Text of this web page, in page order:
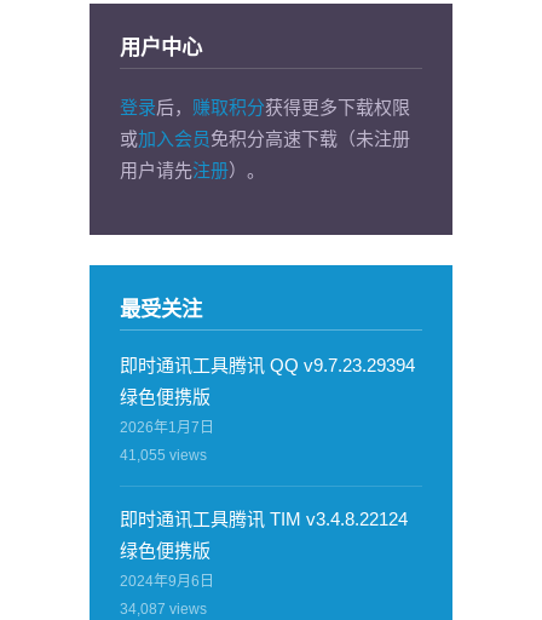
用户中心
登录后， 赚取积分获得更多下载权限
或加入会员免积分高速下载（未注册
用户请先注册）。
最受关注
即时通讯工具腾讯 QQ v9.7.23.29394
绿色便携版
2026年1月7日
41,055 views
即时通讯工具腾讯 TIM v3.4.8.22124
绿色便携版
2024年9月6日
34,087 views